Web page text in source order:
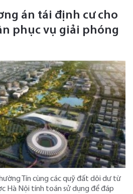
án tái định cư cho
phục vụ giải phóng
Tín cùng các quỹ đất dôi dư từ
Hà Nội tính toán sử dụng để đáp